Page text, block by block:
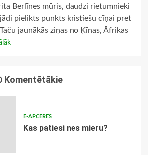
Berlīnes mūris, daudzi rietumnieki
pielikts punkts kristiešu cīņai pret
jaunākās ziņas no Ķīnas, Āfrikas
Komentētākie
E-APCERES
​Kas patiesi nes mieru?